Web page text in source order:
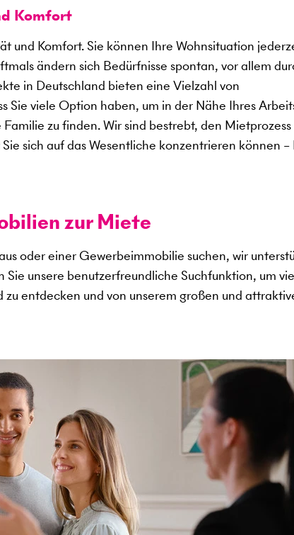
Komfort
und Komfort. Sie können Ihre Wohnsituation
ändern sich Bedürfnisse spontan, vor allem
in Deutschland bieten eine Vielzahl von
Sie viele Option haben, um in der Nähe Ihres
zu finden. Wir sind bestrebt, den Mietprozess
sich auf das Wesentliche konzentrieren können –
zur Miete
oder einer Gewerbeimmobilie suchen, wir
unsere benutzerfreundliche Suchfunktion, um
entdecken und von unserem großen und